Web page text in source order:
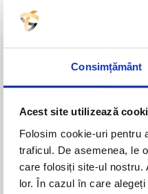
Consimțământ
Acest site utilizează
Folosim cookie-uri pentru
traficul. De asemenea, le
care folosiți site-ul nostru.
lor. În cazul în care